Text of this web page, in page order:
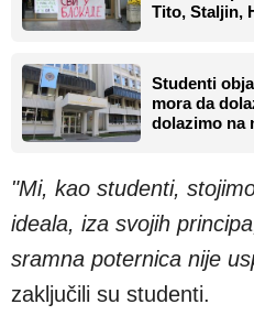
Tito, Staljin,
Studenti
mora da
dolazimo na
"Mi, kao studenti,
ideala, iza svojih
sramna poternica nije
zaključili su studenti.